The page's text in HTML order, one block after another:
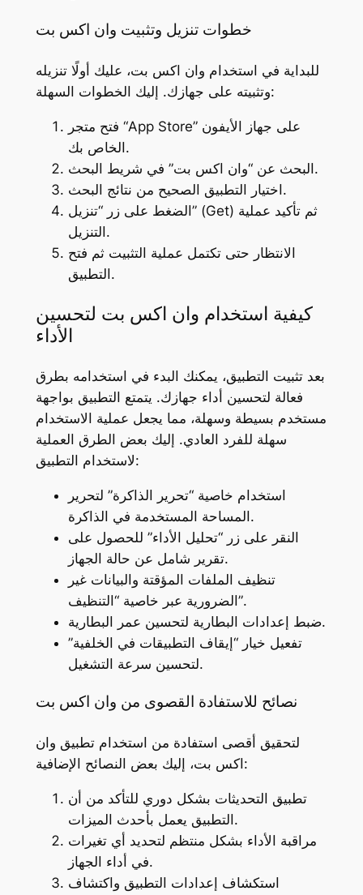
خطوات تنزيل وتثبيت وان اكس بت
للبداية في استخدام وان اكس بت، عليك أولًا تنزيله
وتثبيته على جهازك. إليك الخطوات السهلة:
فتح متجر “App Store” على جهاز الأيفون
الخاص بك.
البحث عن “وان اكس بت” في شريط البحث.
اختيار التطبيق الصحيح من نتائج البحث.
الضغط على زر “تنزيل” (Get) ثم تأكيد عملية
التنزيل.
الانتظار حتى تكتمل عملية التثبيت ثم فتح
التطبيق.
كيفية استخدام وان اكس بت لتحسين
الأداء
بعد تثبيت التطبيق، يمكنك البدء في استخدامه بطرق
فعالة لتحسين أداء جهازك. يتمتع التطبيق بواجهة
مستخدم بسيطة وسهلة، مما يجعل عملية الاستخدام
سهلة للفرد العادي. إليك بعض الطرق العملية
لاستخدام التطبيق:
استخدام خاصية “تحرير الذاكرة” لتحرير
المساحة المستخدمة في الذاكرة.
النقر على زر “تحليل الأداء” للحصول على
تقرير شامل عن حالة الجهاز.
تنظيف الملفات المؤقتة والبيانات غير
الضرورية عبر خاصية “التنظيف”.
ضبط إعدادات البطارية لتحسين عمر البطارية.
تفعيل خيار “إيقاف التطبيقات في الخلفية”
لتحسين سرعة التشغيل.
نصائح للاستفادة القصوى من وان اكس بت
لتحقيق أقصى استفادة من استخدام تطبيق وان
اكس بت، إليك بعض النصائح الإضافية:
تطبيق التحديثات بشكل دوري للتأكد من أن
التطبيق يعمل بأحدث الميزات.
مراقبة الأداء بشكل منتظم لتحديد أي تغيرات
في أداء الجهاز.
استكشاف إعدادات التطبيق واكتشاف